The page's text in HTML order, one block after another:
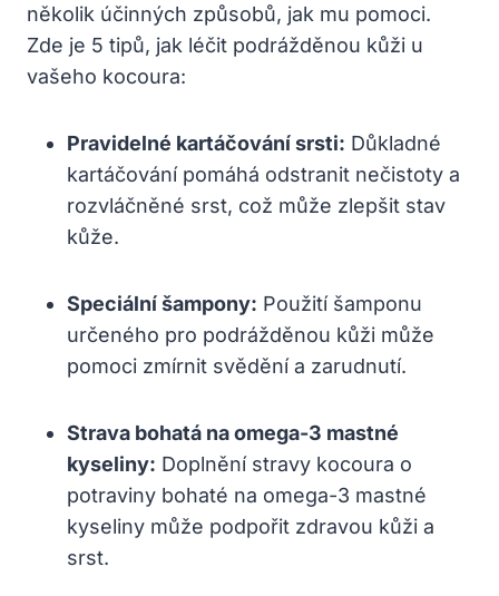
několik účinných způsobů, jak mu pomoci.
Zde je 5 tipů, jak léčit podrážděnou kůži u
vašeho kocoura:
Pravidelné kartáčování srsti: Důkladné
kartáčování pomáhá odstranit nečistoty a
rozvláčněné srst, což může zlepšit stav
kůže.
Speciální šampony: Použití šamponu
určeného pro podrážděnou kůži může
pomoci zmírnit svědění a zarudnutí.
Strava bohatá na omega-3 mastné
kyseliny: Doplnění stravy kocoura o
potraviny bohaté na omega-3 mastné
kyseliny může podpořit zdravou kůži a
srst.